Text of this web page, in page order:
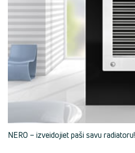
NERO – izveidojiet paši savu radiatoru!